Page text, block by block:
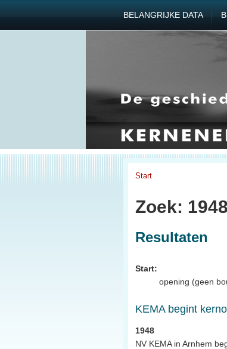
BELANGRIJKE DATA
Start
Zoek:
Resultaten
Start:
opening (geen
KEMA begint
1948
NV KEMA in Arnhem